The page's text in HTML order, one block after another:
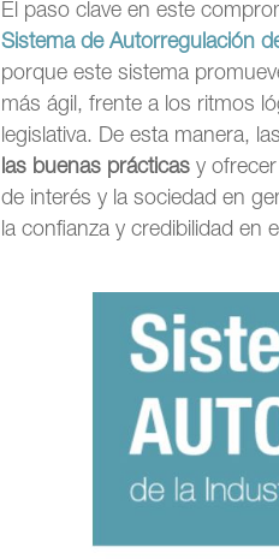
El paso clave en este
Sistema de Autorregulación
porque este sistema
más ágil, frente a los ritmos
legislativa. De esta manera,
las buenas prácticas y
de interés y la sociedad en
la confianza y credibilidad en